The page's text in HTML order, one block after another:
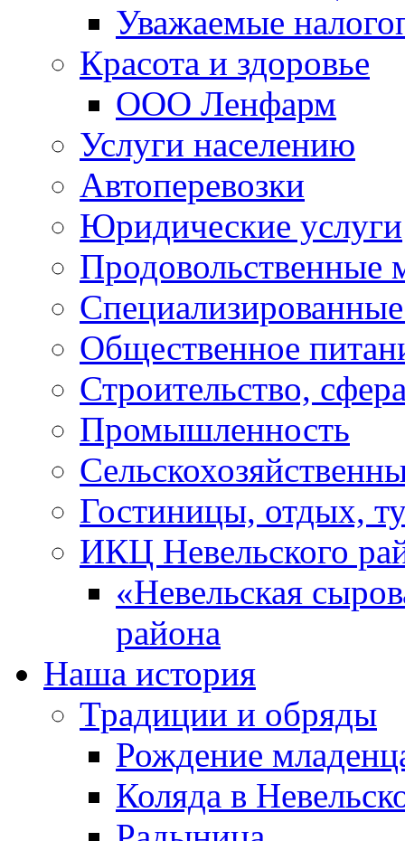
Уважаемые
Красота и здоровье
ООО Ленфарм
Услуги населению
Автоперевозки
Юридические услуги
Продовольственные
Общественное
Строительство,
Промышленность
Гостиницы, отдых,
ИКЦ Невельского
«Невельская
района
Наша история
Традиции и обряды
Рождение
Коляда в